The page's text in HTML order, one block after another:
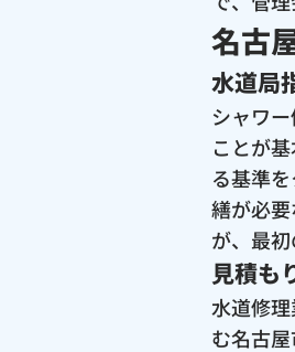
名古
水道局
シャワ
ことが
る基準
繕が必
が、最初
見積も
水道修
む名古